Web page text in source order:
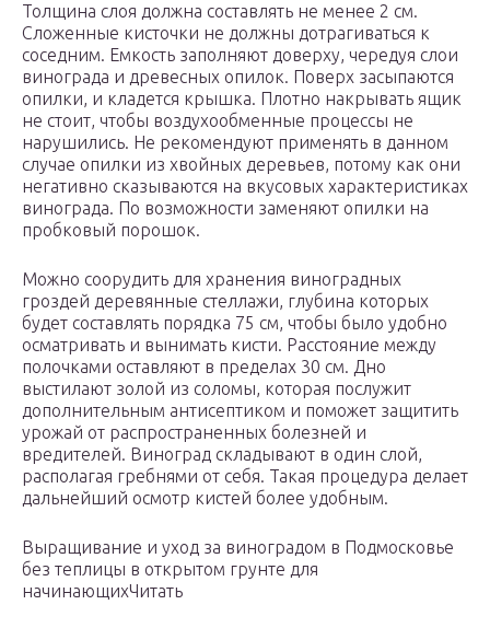
Толщина слоя должна составлять не менее 2 см.
Сложенные кисточки не должны дотрагиваться к
соседним. Емкость заполняют доверху, чередуя слои
винограда и древесных опилок. Поверх засыпаются
опилки, и кладется крышка. Плотно накрывать ящик
не стоит, чтобы воздухообменные процессы не
нарушились. Не рекомендуют применять в данном
случае опилки из хвойных деревьев, потому как они
негативно сказываются на вкусовых характеристиках
винограда. По возможности заменяют опилки на
пробковый порошок.
Можно соорудить для хранения виноградных
гроздей деревянные стеллажи, глубина которых
будет составлять порядка 75 см, чтобы было удобно
осматривать и вынимать кисти. Расстояние между
полочками оставляют в пределах 30 см. Дно
выстилают золой из соломы, которая послужит
дополнительным антисептиком и поможет защитить
урожай от распространенных болезней и
вредителей. Виноград складывают в один слой,
располагая гребнями от себя. Такая процедура делает
дальнейший осмотр кистей более удобным.
Выращивание и уход за виноградом в Подмосковье
без теплицы в открытом грунте для
начинающихЧитать